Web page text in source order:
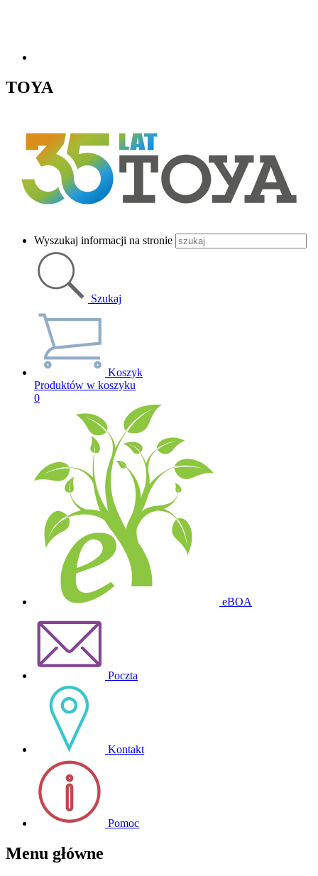
TOYA
Wyszukaj informacji na stronie
Szukaj
Koszyk
Produktów w koszyku
0
eBOA
Poczta
Kontakt
Pomoc
Menu główne